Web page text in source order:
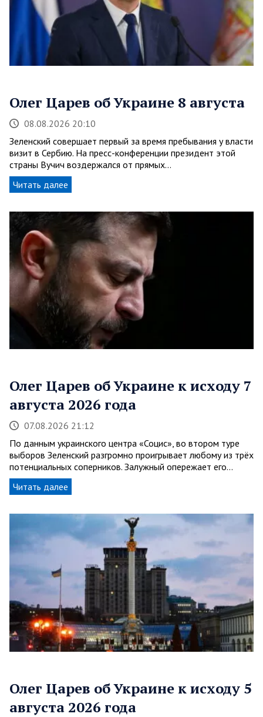
Олег Царев об Украине 8 августа
08.08.2026 20:10
Зеленский совершает первый за время пребывания у власти
визит в Сербию. На пресс-конференции президент этой
страны Вучич воздержался от прямых…
Читать далее
Олег Царев об Украине к исходу 7
августа 2026 года
07.08.2026 21:12
По данным украинского центра «Социс», во втором туре
выборов Зеленский разгромно проигрывает любому из трёх
потенциальных соперников. Залужный опережает его…
Читать далее
Олег Царев об Украине к исходу 5
августа 2026 года